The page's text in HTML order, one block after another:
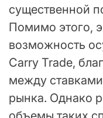
существенной
Помимо этого,
возможность
Carry Trade,
между
рынка. Однако